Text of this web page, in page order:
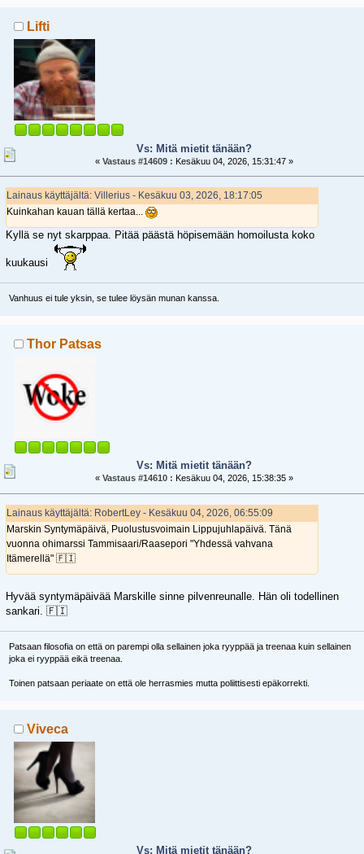
Lifti
Vs: Mitä mietit tänään?
«Vastaus #14609 : Kesäkuu 04, 2026, 15:31:47 »
Lainaus käyttäjältä: Villerius - Kesäkuu 03, 2026, 18:17:05
Kuinkahan kauan tällä kertaa...
Kyllä se nyt skarppaa. Pitää päästä höpisemään homoilusta koko
kuukausi
Vanhuus ei tule yksin, se tulee löysän munan kanssa.
Thor Patsas
Vs: Mitä mietit tänään?
«Vastaus #14610 : Kesäkuu 04, 2026, 15:38:35 »
Lainaus käyttäjältä: RobertLey - Kesäkuu 04, 2026, 06:55:09
Marskin Syntymäpäivä, Puolustusvoimain Lippujuhlapäivä. Tänä
vuonna ohimarssi Tammisaari/Raasepori "Yhdessä vahvana
Itämerellä" 🇫🇮
Hyvää syntymäpäivää Marskille sinne pilvenreunalle. Hän oli todellinen
sankari. 🇫🇮
Patsaan filosofia on että on parempi olla sellainen joka ryyppää ja treenaa kuin sellainen
joka ei ryyppää eikä treenaa.
Toinen patsaan periaate on että ole herrasmies mutta poliittisesti epäkorrekti.
Viveca
Vs: Mitä mietit tänään?